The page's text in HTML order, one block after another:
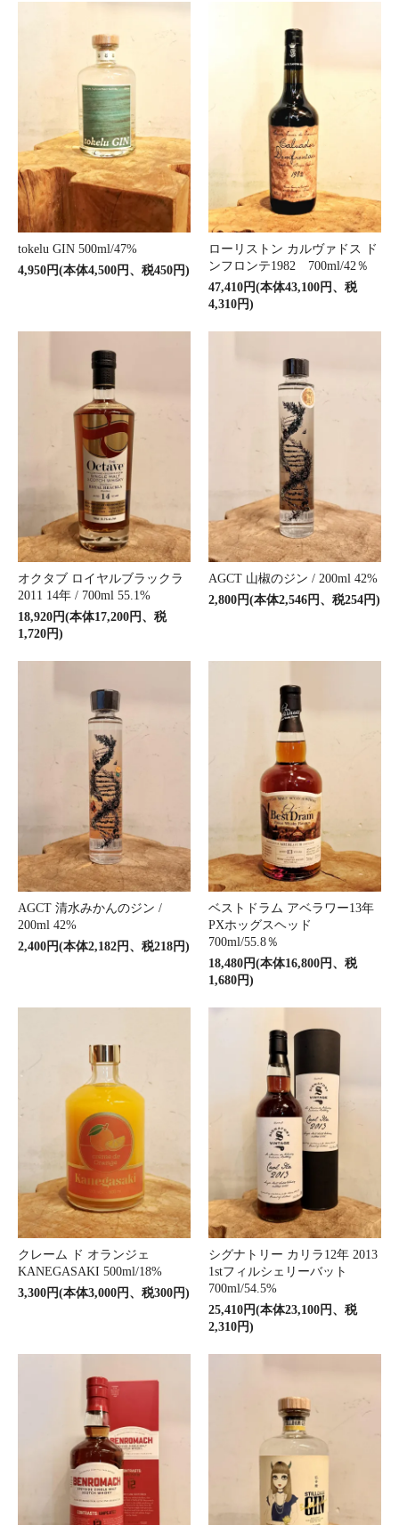
tokelu GIN 500ml/47%
4,950円(本体4,500円、税450円)
ローリストン カルヴァドス ド
ンフロンテ1982 700ml/42％
47,410円(本体43,100円、税
4,310円)
オクタブ ロイヤルブラックラ
2011 14年 / 700ml 55.1%
18,920円(本体17,200円、税
1,720円)
AGCT 山椒のジン / 200ml 42%
2,800円(本体2,546円、税254円)
AGCT 清水みかんのジン /
200ml 42%
2,400円(本体2,182円、税218円)
ベストドラム アベラワー13年
PXホッグスヘッド
700ml/55.8％
18,480円(本体16,800円、税
1,680円)
クレーム ド オランジェ
KANEGASAKI 500ml/18%
3,300円(本体3,000円、税300円)
シグナトリー カリラ12年 2013
1stフィルシェリーバット
700ml/54.5%
25,410円(本体23,100円、税
2,310円)